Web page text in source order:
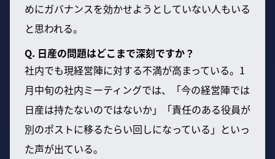
めにガバナンスを効かせようとしていない人もいる
と思われる。
Q. 日産の問題はどこまで深刻ですか？
社内でも現経営陣に対する不満が高まっている。1
月中旬の社内ミーティングでは、「今の経営陣では
日産は持たないのではないか」「責任のある役員が
別のポストに移るたらい回しになっている」といっ
た声が出ている。